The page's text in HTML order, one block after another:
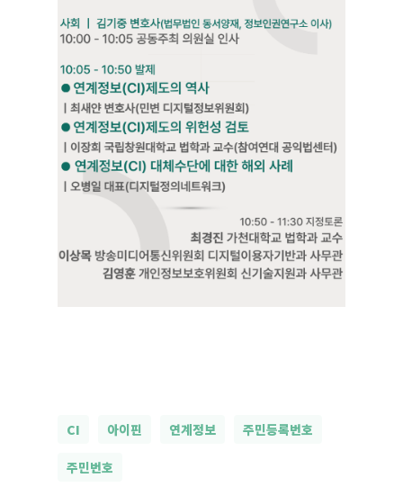
CI 아이핀 연계정보 주민등록번호
주민번호